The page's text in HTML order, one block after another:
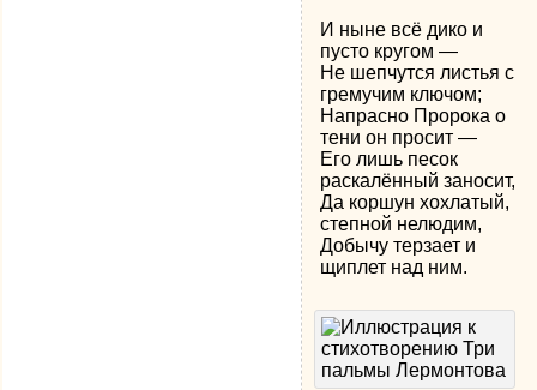
И ныне всё дико и
пусто кругом —
Не шепчутся листья с
гремучим ключом;
Напрасно Пророка о
тени он просит —
Его лишь песок
раскалённый заносит,
Да коршун хохлатый,
степной нелюдим,
Добычу терзает и
щиплет над ним.